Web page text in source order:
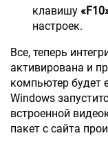
клавишу
настроек.
Все, теперь
активирована и
компьютер будет
Windows
встроенной
пакет с сайта